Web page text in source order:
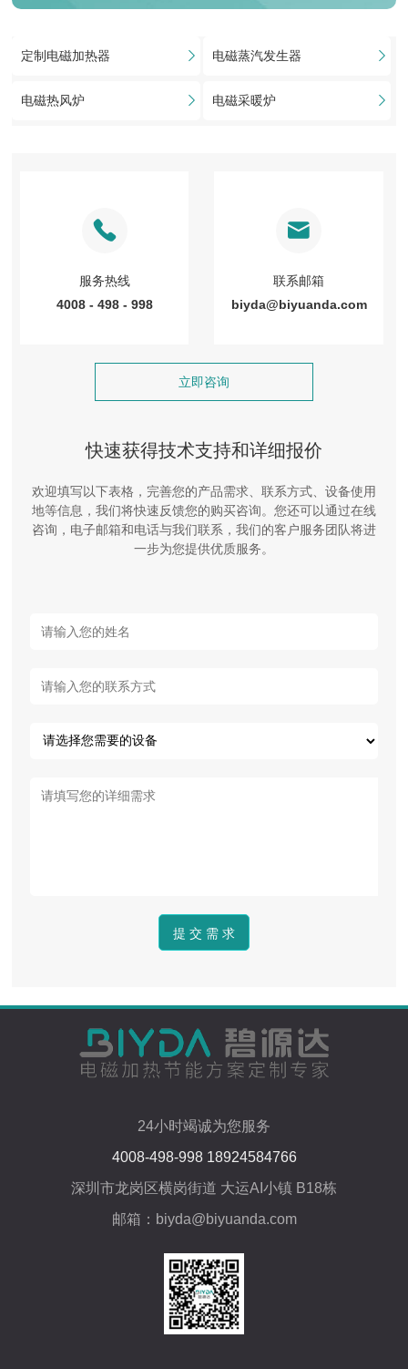
定制电磁加热器 电磁蒸汽发生器
电磁热风炉 电磁采暖炉
服务热线
4008 - 498 - 998
联系邮箱
biyda@biyuanda.com
立即咨询
快速获得技术支持和详细报价
欢迎填写以下表格，完善您的产品需求、联系方式、设备使用
地等信息，我们将快速反馈您的购买咨询。您还可以通过在线
咨询，电子邮箱和电话与我们联系，我们的客户服务团队将进
一步为您提供优质服务。
24小时竭诚为您服务
4008-498-998 18924584766
深圳市龙岗区横岗街道 大运AI小镇 B18栋
邮箱：biyda@biyuanda.com